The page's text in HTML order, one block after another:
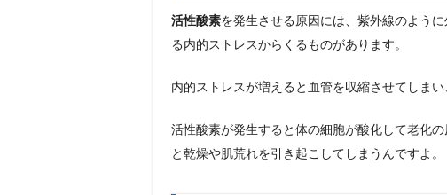
活性酸素を発生させる原因には、紫外線のように
る内的ストレスからくるものがあります。
内的ストレスが増えると血管を収縮させてしま
活性酸素が発生すると体の細胞が酸化して老化
と乾燥や肌荒れを引き起こしてしまうんですよ。